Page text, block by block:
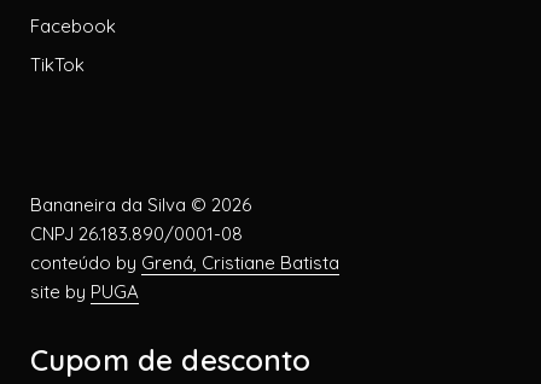
Facebook
TikTok
Bananeira da Silva © 2026
CNPJ 26.183.890/0001-08
conteúdo by Grená, Cristiane Batista
site by PUGA
Cupom de desconto